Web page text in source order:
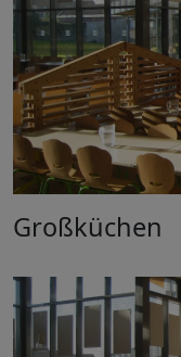
Großküchen